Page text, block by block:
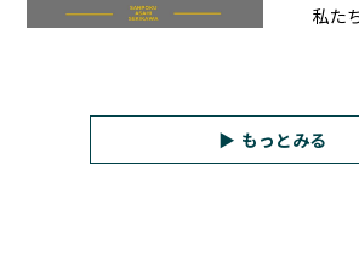
私た
もっとみる